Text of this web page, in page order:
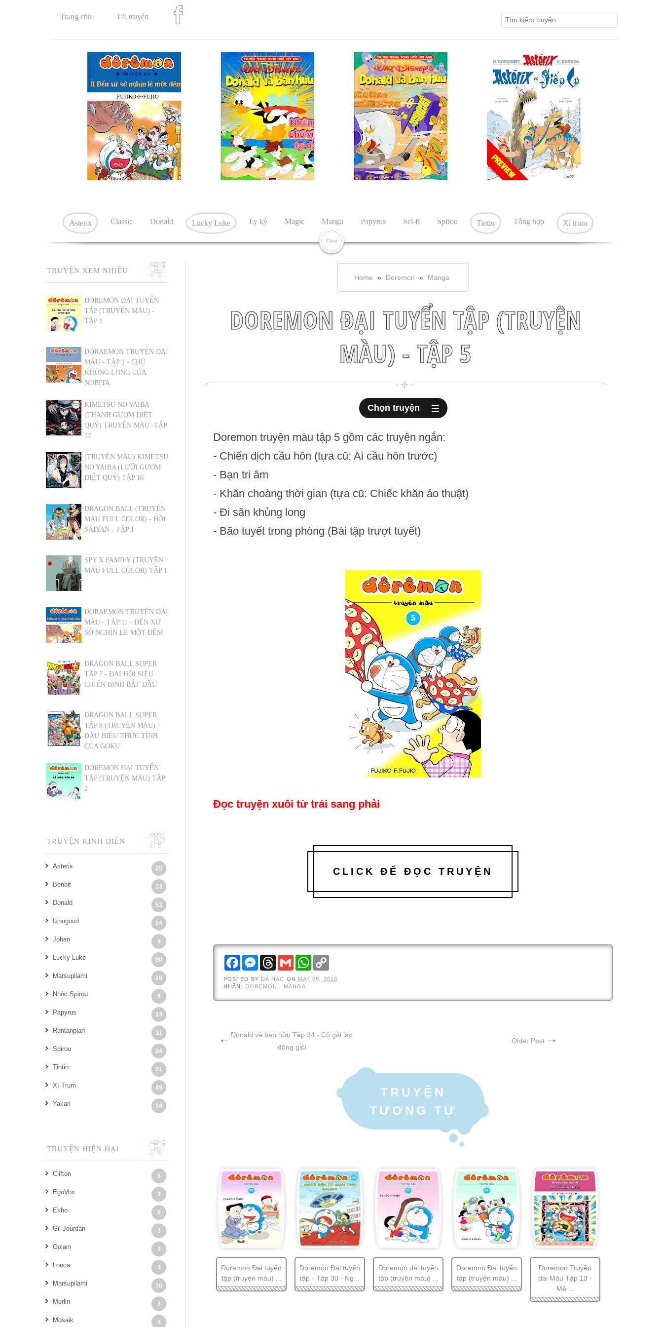
Trang chủ Tải truyện
Asterix Classic Donald Lucky Luke Ly kỳ Magic Manga Papyrus Sci-fi Spirou Tintin Tổng hợp Xì trum
Close
Home » Doremon » Manga
DOREMON ĐẠI TUYỂN TẬP (TRUYỆN
MÀU) - TẬP 5
Chọn truyện
Doremon truyện màu tập 5 gồm các truyện ngắn:
- Chiến dịch cầu hôn (tựa cũ: Ai cầu hôn trước)
- Bạn tri âm
- Khăn choàng thời gian (tựa cũ: Chiếc khăn ảo thuật)
- Đi săn khủng long
- Bão tuyết trong phòng (Bài tập trượt tuyết)
Đọc truyện xuôi từ trái sang phải
CLICK ĐỂ ĐỌC TRUYỆN
E
B
O
M
S
E
N
H
E
A
D
G
M
I
L
H
T
A
Y
I
POSTED BY DÃ HẠC ON MAY 28, 2019
NHÃN:
DOREMON MANGA
Donald và bạn hữu Tập 34 - Cô gái lao
động giỏi
Older Post
TRUYỆN
TƯƠNG TỰ
Doremon Đại tuyển
tập (truyện màu) ...
Doremon Đại tuyển
tập - Tập 30 - Ng...
Doremon đại tuyển
tập (truyện màu) ...
Doremon Đại tuyển
tập (truyện màu) ...
Doremon Truyện
dài Màu Tập 13 -
Mê ...
TRUYỆN XEM NHIỀU
DOREMON ĐẠI TUYỂN
TẬP (TRUYỆN MÀU) -
TẬP 1
DORAEMON TRUYỆN DÀI
MÀU - TẬP 1 - CHÚ
KHỦNG LONG CỦA
NOBITA
KIMETSU NO YAIBA
(THANH GƯƠM DIỆT
QUỶ) TRUYỆN MÀU -TẬP
17
(TRUYỆN MÀU) KIMETSU
NO YAIBA (LƯỠI GƯƠM
DIỆT QUỶ) TẬP 16
DRAGON BALL (TRUYỆN
MÀU FULL COLOR) - HỒI
SAIYAN - TẬP 1
SPY X FAMILY (TRUYỆN
MÀU FULL COLOR) TẬP 1
DORAEMON TRUYỆN DÀI
MÀU - TẬP 11 - ĐẾN XỨ
SỞ NGHÌN LẺ MỘT ĐÊM
DRAGON BALL SUPER
TẬP 7 - ĐẠI HỘI SIÊU
CHIẾN BINH BẮT ĐẦU
DRAGON BALL SUPER
TẬP 8 (TRUYỆN MÀU) -
DẤU HIỆU THỨC TỈNH
CỦA GOKU
DOREMON ĐẠI TUYỂN
TẬP (TRUYỆN MÀU) TẬP
2
TRUYỆN KINH ĐIỂN
Asterix 25
Benoit 13
Donald 53
Iznogoud 14
Johan 9
Lucky Luke 90
Marsupilami 10
Nhóc Spirou 6
Papyrus 13
Rantanplan 11
Spirou 24
Tintin 21
Xì Trum 45
Yakari 14
TRUYỆN HIỆN ĐẠI
Clifton 6
EgoVox 3
Ekho 6
Gil Jourdan 3
Golam 3
Louca 4
Marsupilami 10
Merlin 3
Mosaik 4